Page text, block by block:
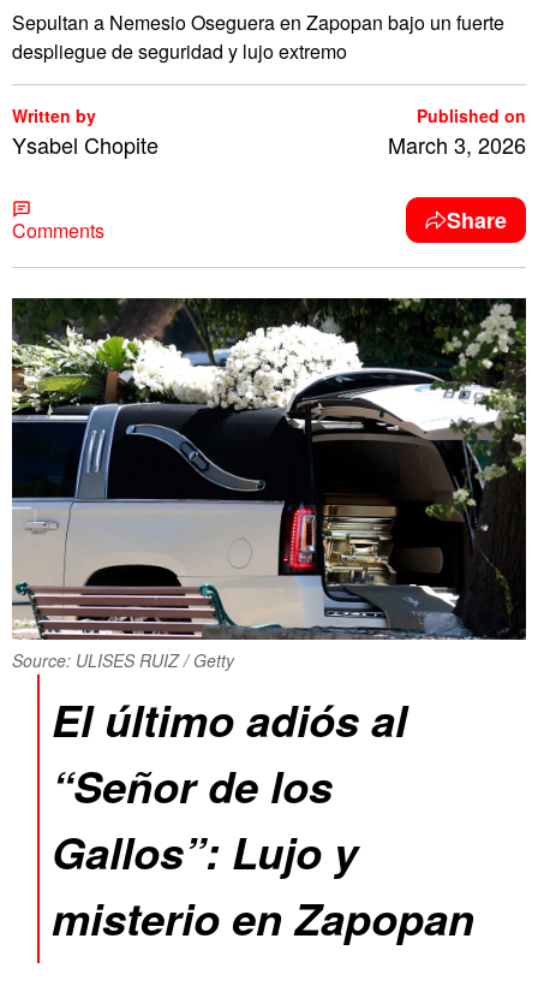
Sepultan a Nemesio Oseguera en Zapopan bajo un fuerte
despliegue de seguridad y lujo extremo
Written by
Ysabel Chopite
Published on
March 3, 2026
Comments Share
Source: ULISES RUIZ / Getty
El último adiós al
“Señor de los
Gallos”: Lujo y
misterio en Zapopan